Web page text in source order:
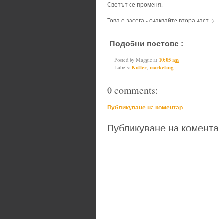
Светът се променя.
Това е засега - очаквайте втора част :)
Подобни постове :
Posted by Maggie at 10:05 am
Labels: Kotler, marketing
0 comments:
Публикуване на коментар
Публикуване на